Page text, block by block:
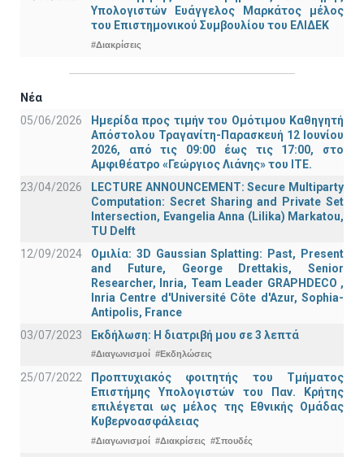
Υπολογιστών Ευάγγελος Μαρκάτος μέλος
του Επιστημονικού Συμβουλίου του ΕΛΙΔΕΚ
#Διακρίσεις
Νέα
05/06/2026
Ημερίδα προς τιμήν του Ομότιμου Καθηγητή
Απόστολου Τραγανίτη-Παρασκευή 12 Ιουνίου
2026, από τις 09:00 έως τις 17:00, στο
Αμφιθέατρο «Γεώργιος Λιάνης» του ΙΤΕ.
23/04/2026
LECTURE ANNOUNCEMENT: Secure Multiparty
Computation: Secret Sharing and Private Set
Intersection, Evangelia Anna (Lilika) Markatou,
TU Delft
12/09/2024
Ομιλία: 3D Gaussian Splatting: Past, Present
and Future, George Drettakis, Senior
Researcher, Inria, Team Leader GRAPHDECO ,
Inria Centre d'Université Côte d'Azur, Sophia-
Antipolis, France
03/07/2023
Εκδήλωση: Η διατριβή μου σε 3 λεπτά
#Διαγωνισμοί #Εκδηλώσεις
25/07/2022
Προπτυχιακός φοιτητής του Τμήματος
Επιστήμης Υπολογιστών του Παν. Κρήτης
επιλέγεται ως μέλος της Εθνικής Ομάδας
Κυβερνοασφάλειας
#Διαγωνισμοί #Διακρίσεις #Σπουδές